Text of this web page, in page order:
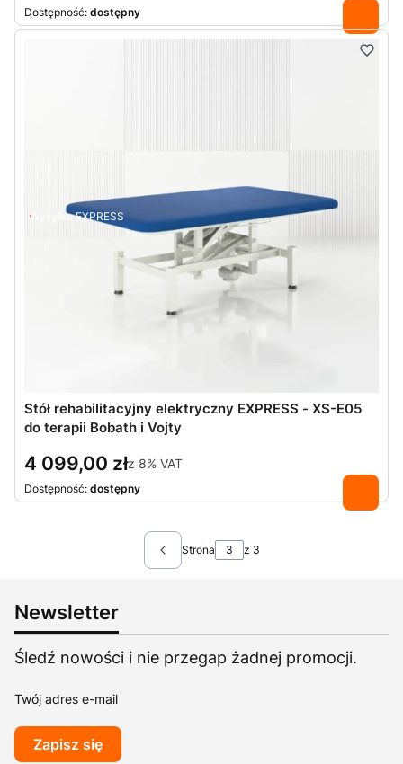
Dostępność: dostępny
Wysyłka EXPRESS
Stół rehabilitacyjny elektryczny EXPRESS - XS-E05
do terapii Bobath i Vojty
4 099,00 złz 8% VAT
Dostępność: dostępny
Strona z 3
Newsletter
Śledź nowości i nie przegap żadnej promocji.
Twój adres e-mail
Zapisz się